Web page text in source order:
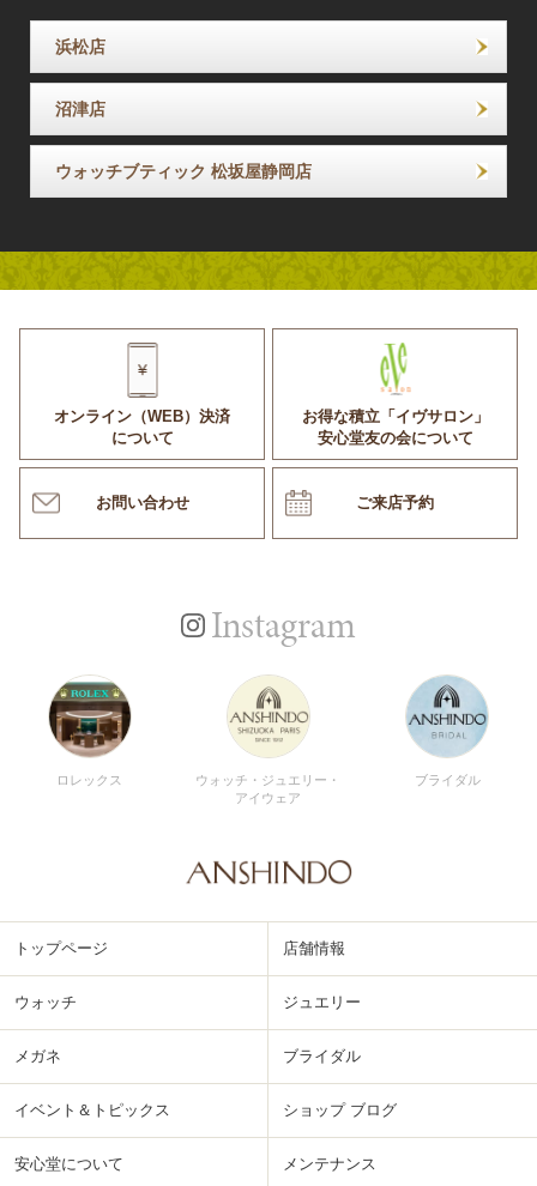
浜松店
沼津店
ウォッチブティック 松坂屋静岡店
オンライン（WEB）決済
について
お得な積立「イヴサロン」
安心堂友の会について
お問い合わせ ご来店予約
Instagram
ロレックス
ウォッチ・ジュエリー・
アイウェア
ブライダル
トップページ 店舗情報
ウォッチ ジュエリー
メガネ ブライダル
イベント＆トピックス ショップ ブログ
安心堂について メンテナンス